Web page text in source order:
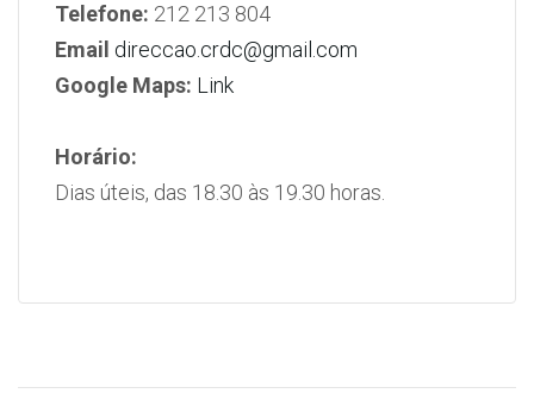
Telefone: 212 213 804
Email direccao.crdc@gmail.com
Google Maps: Link
Horário:
Dias úteis, das 18.30 às 19.30 horas.